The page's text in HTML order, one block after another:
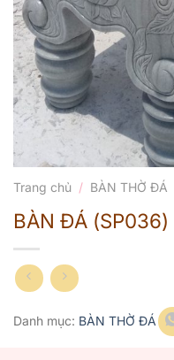
Trang chủ / BÀN THỜ ĐÁ
BÀN ĐÁ (SP036)
Danh mục: BÀN THỜ ĐÁ